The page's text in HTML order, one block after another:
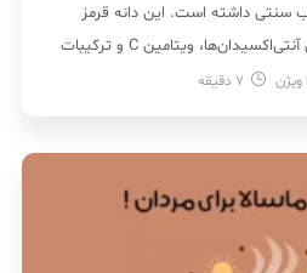
سنتی داشته است. این دانه قرمز
رنگ خوشمزه به دلیل داشتن آنتی‌اکسیدان‌ها، ویتامین C و ترکیبات
ویژن 7 دقیقه